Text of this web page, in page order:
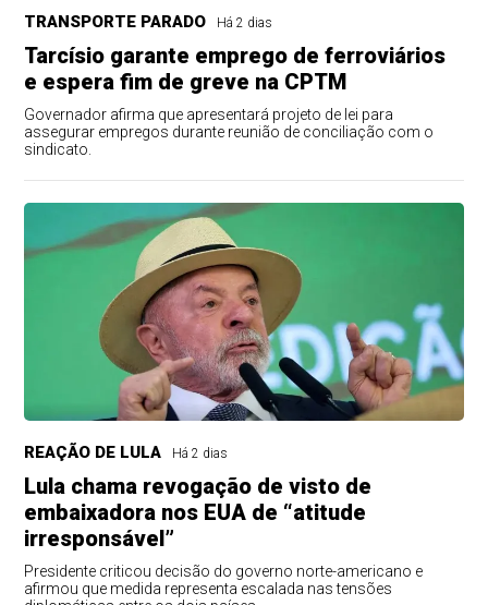
TRANSPORTE PARADO Há 2 dias
Tarcísio garante emprego de ferroviários
e espera fim de greve na CPTM
Governador afirma que apresentará projeto de lei para
assegurar empregos durante reunião de conciliação com o
sindicato.
REAÇÃO DE LULA Há 2 dias
Lula chama revogação de visto de
embaixadora nos EUA de “atitude
irresponsável”
Presidente criticou decisão do governo norte-americano e
afirmou que medida representa escalada nas tensões